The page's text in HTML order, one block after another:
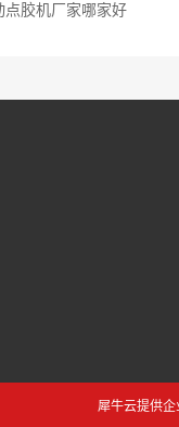
点胶机厂家哪家好
犀牛云提供企